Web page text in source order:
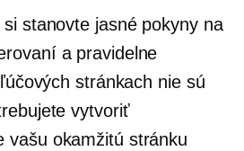
stanovte jasné pokyny na
a pravidelne
stránkach nie sú
vytvoriť
vašu okamžitú stránku